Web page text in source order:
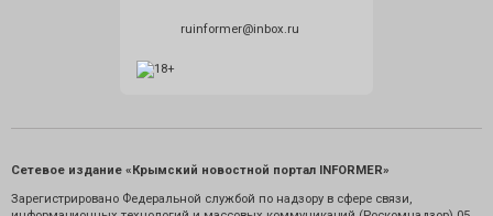
ruinformer@inbox.ru
Сетевое издание «Крымский новостной портал INFORMER»
Зарегистрировано Федеральной службой по надзору в сфере связи,